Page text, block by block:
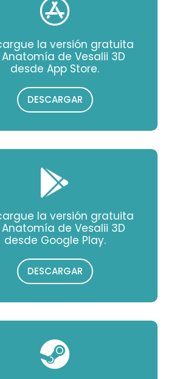
la versión gratuita
de Vesalii 3D
desde App Store.
DESCARGAR
la versión gratuita
de Vesalii 3D
desde Google Play.
DESCARGAR